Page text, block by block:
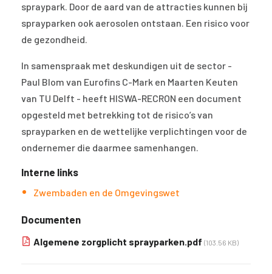
spraypark. Door de aard van de attracties kunnen bij
sprayparken ook aerosolen ontstaan. Een risico voor
de gezondheid.
In samenspraak met deskundigen uit de sector -
Paul Blom van Eurofins C-Mark en Maarten Keuten
van TU Delft - heeft HISWA-RECRON een document
opgesteld met betrekking tot de risico’s van
sprayparken en de wettelijke verplichtingen voor de
ondernemer die daarmee samenhangen.
Interne links
Zwembaden en de Omgevingswet
Documenten
Algemene zorgplicht sprayparken.pdf (103.56 KB)